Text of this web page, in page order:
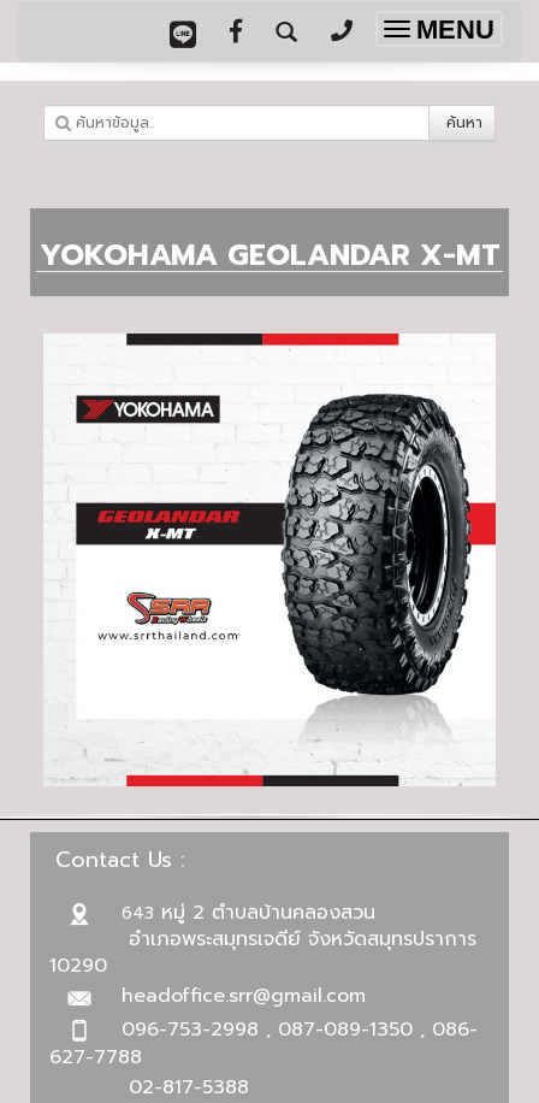
Toggle
navigation
MENU
ค้นหา
YOKOHAMA GEOLANDAR X-MT
Contact Us :
643 หมู่ 2 ตำบลบ้านคลองสวน
อำเภอพระสมุทรเจดีย์ จังหวัดสมุทรปราการ
10290
headoffice.srr@gmail.com
096-753-2998 , 087-089-1350 , 086-
627-7788
02-817-5388